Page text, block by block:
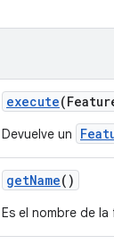
execute
Devuelve un
getName()
Es el nombre de la